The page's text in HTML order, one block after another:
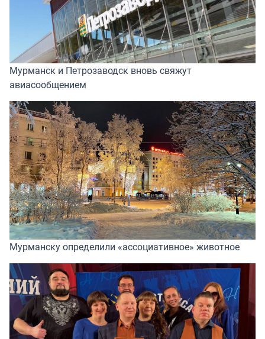
Мурманск и Петрозаводск вновь свяжут
авиасообщением
Мурманску определили «ассоциативное» животное